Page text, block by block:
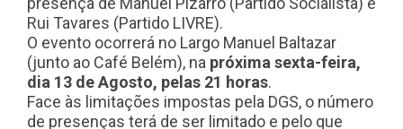
Rui Tavares (Partido LIVRE).
O evento ocorrerá no Largo Manuel Baltazar
(junto ao Café Belém), na próxima sexta-feira,
dia 13 de Agosto, pelas 21 horas.
Face às limitações impostas pela DGS, o número
de presenças terá de ser limitado e pelo que